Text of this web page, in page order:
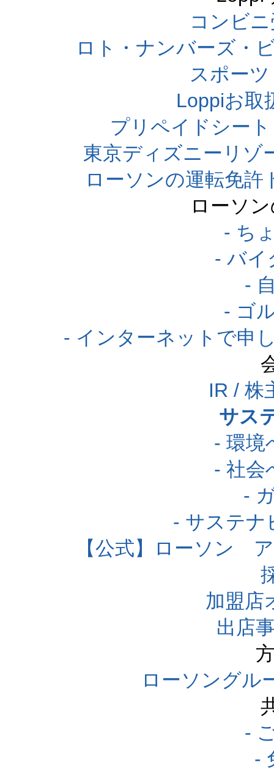
コンビ
ロト・ナンバーズ・
スポー
Loppiお取
プリペイドシー
東京ディズニーリゾ
ローソンの運転免
ローソ
- ち
- バイ
-
- ゴ
- インターネットで申
IR / 株
サス
- 環境
- 社会
-
- サステナ
【公式】ローソン
加盟店
出店
ローソングル
-
-